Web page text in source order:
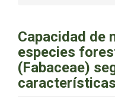
Capacidad de
especies
(Fabaceae)